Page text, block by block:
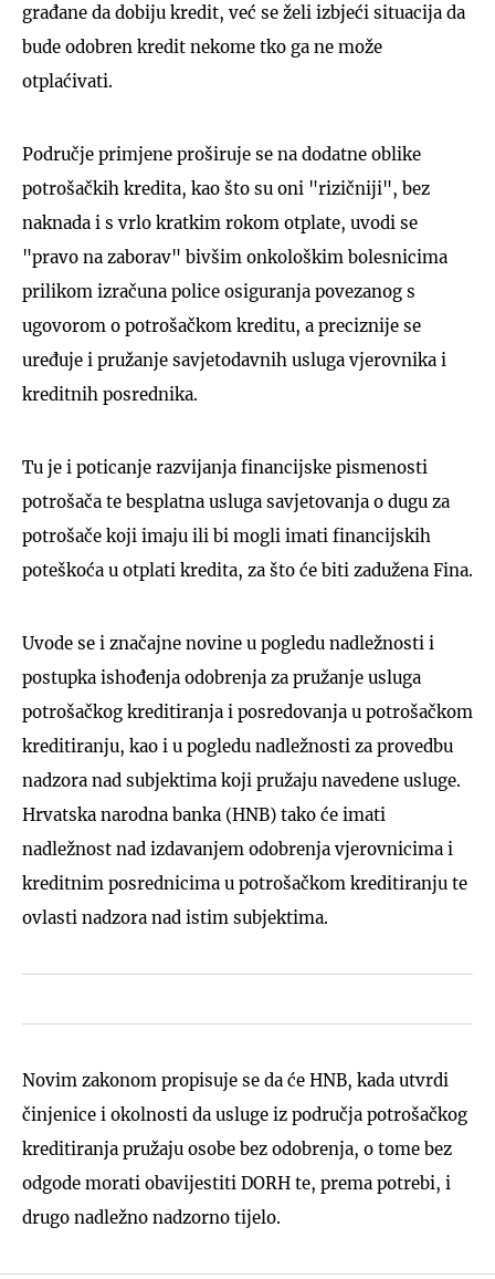
građane da dobiju kredit, već se želi izbjeći situacija da
bude odobren kredit nekome tko ga ne može
otplaćivati.
Područje primjene proširuje se na dodatne oblike
potrošačkih kredita, kao što su oni "rizičniji", bez
naknada i s vrlo kratkim rokom otplate, uvodi se
"pravo na zaborav" bivšim onkološkim bolesnicima
prilikom izračuna police osiguranja povezanog s
ugovorom o potrošačkom kreditu, a preciznije se
uređuje i pružanje savjetodavnih usluga vjerovnika i
kreditnih posrednika.
Tu je i poticanje razvijanja financijske pismenosti
potrošača te besplatna usluga savjetovanja o dugu za
potrošače koji imaju ili bi mogli imati financijskih
poteškoća u otplati kredita, za što će biti zadužena Fina.
Uvode se i značajne novine u pogledu nadležnosti i
postupka ishođenja odobrenja za pružanje usluga
potrošačkog kreditiranja i posredovanja u potrošačkom
kreditiranju, kao i u pogledu nadležnosti za provedbu
nadzora nad subjektima koji pružaju navedene usluge.
Hrvatska narodna banka (HNB) tako će imati
nadležnost nad izdavanjem odobrenja vjerovnicima i
kreditnim posrednicima u potrošačkom kreditiranju te
ovlasti nadzora nad istim subjektima.
Novim zakonom propisuje se da će HNB, kada utvrdi
činjenice i okolnosti da usluge iz područja potrošačkog
kreditiranja pružaju osobe bez odobrenja, o tome bez
odgode morati obavijestiti DORH te, prema potrebi, i
drugo nadležno nadzorno tijelo.